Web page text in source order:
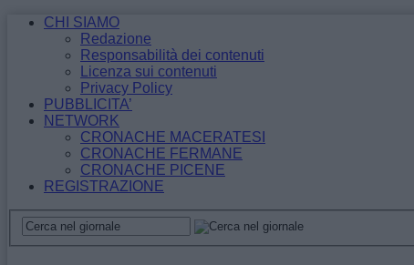
CHI SIAMO
Redazione
Responsabilità dei contenuti
Licenza sui contenuti
Privacy Policy
PUBBLICITA’
NETWORK
CRONACHE MACERATESI
CRONACHE FERMANE
CRONACHE PICENE
REGISTRAZIONE